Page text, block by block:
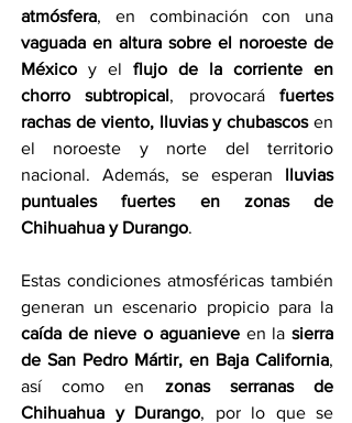
atmósfera
vaguada en altura sobre el noroeste de
México y el flujo de la corriente en
chorro subtropical, provocará fuertes
rachas de viento, lluvias y chubascos en
el noroeste y norte del territorio
nacional. Además, se esperan lluvias
puntuales fuertes en zonas de
Chihuahua y Durango.
Estas condiciones atmosféricas también
caída de nieve o aguanieve en la sierra
de San Pedro Mártir, en Baja California,
así como en zonas serranas de
Chihuahua y Durango, por lo que se